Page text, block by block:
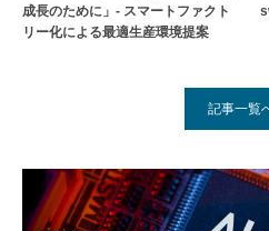
成長のために」- スマートファクト
リー化による最適生産環境提案
記事一覧